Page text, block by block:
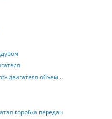
объемом 2 литра
коробка передач